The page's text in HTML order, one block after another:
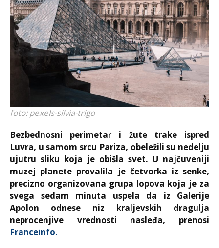
foto: pexels-silvia-trigo
Bezbednosni perimetar i žute trake ispred
Luvra, u samom srcu Pariza, obeležili su nedelju
ujutru sliku koja je obišla svet. U najčuveniji
muzej planete provalila je četvorka iz senke,
precizno organizovana grupa lopova koja je za
svega sedam minuta uspela da iz Galerije
Apolon odnese niz kraljevskih dragulja
neprocenjive vrednosti nasleđa, prenosi
Franceinfo.